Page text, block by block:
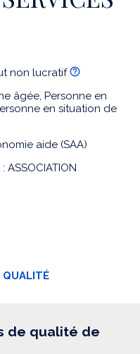
non lucratif
âgée, Personne en
en situation de
aide (SAA)
QUALITÉ
de qualité de